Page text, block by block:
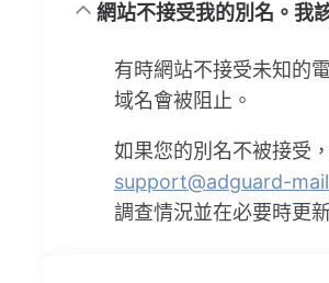
網站不接受我的別名。我
有時網站不接受未知的
域名會被阻止。
如果您的別名不被接受
support@adguard-
調查情況並在必要時更